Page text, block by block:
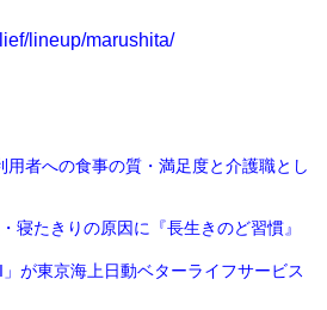
lineup/marushita/
用者への食事の質・満足度と介護職とし
寝たきりの原因に『長生きのど習慣』
が東京海上日動ベターライフサービス